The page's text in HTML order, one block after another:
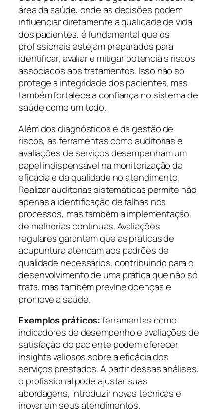
área da saúde, onde as decisões podem
influenciar diretamente a qualidade de vida
dos pacientes, é fundamental que os
profissionais estejam preparados para
identificar, avaliar e mitigar potenciais riscos
associados aos tratamentos. Isso não só
protege a integridade dos pacientes, mas
também fortalece a confiança no sistema de
saúde como um todo.
Além dos diagnósticos e da gestão de
riscos, as ferramentas como auditorias e
avaliações de serviços desempenham um
papel indispensável na monitorização da
eficácia e da qualidade no atendimento.
Realizar auditorias sistemáticas permite não
apenas a identificação de falhas nos
processos, mas também a implementação
de melhorias contínuas. Avaliações
regulares garantem que as práticas de
acupuntura atendam aos padrões de
qualidade necessários, contribuindo para o
desenvolvimento de uma prática que não só
trata, mas também previne doenças e
promove a saúde.
Exemplos práticos:ferramentas como
indicadores de desempenho e avaliações de
satisfação do paciente podem oferecer
insights valiosos sobre a eficácia dos
serviços prestados. A partir dessas análises,
o profissional pode ajustar suas
abordagens, introduzir novas técnicas e
inovar em seus atendimentos.